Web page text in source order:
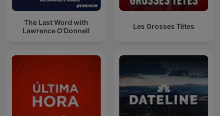
The Last Word with
Lawrence O’Donnell
Les Grosses Têtes